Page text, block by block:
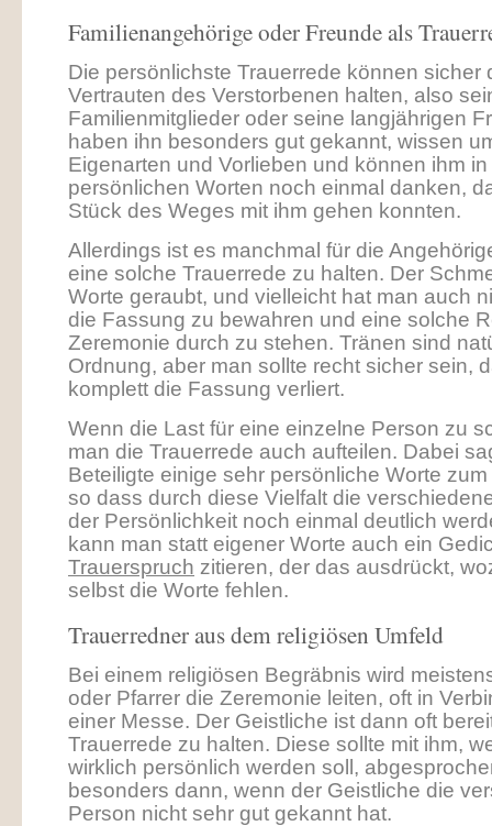
Familienangehörige oder Freunde als
Die persönlichste Trauerrede können sicher
Vertrauten des Verstorbenen halten, also
Familienmitglieder oder seine langjährigen
haben ihn besonders gut gekannt, wissen
Eigenarten und Vorlieben und können ihm
persönlichen Worten noch einmal danken,
Stück des Weges mit ihm gehen konnten.
Allerdings ist es manchmal für die
eine solche Trauerrede zu halten. Der
Worte geraubt, und vielleicht hat man auch
die Fassung zu bewahren und eine solche
Zeremonie durch zu stehen. Tränen sind
Ordnung, aber man sollte recht sicher sein,
komplett die Fassung verliert.
Wenn die Last für eine einzelne Person zu
man die Trauerrede auch aufteilen. Dabei
Beteiligte einige sehr persönliche Worte
so dass durch diese Vielfalt die
der Persönlichkeit noch einmal deutlich
kann man statt eigener Worte auch ein
Trauerspruch zitieren, der das ausdrückt,
selbst die Worte fehlen.
Trauerredner aus dem religiösen Umfeld
Bei einem religiösen Begräbnis wird
oder Pfarrer die Zeremonie leiten, oft in
einer Messe. Der Geistliche ist dann oft
Trauerrede zu halten. Diese sollte mit ihm,
wirklich persönlich werden soll,
besonders dann, wenn der Geistliche die
Person nicht sehr gut gekannt hat.